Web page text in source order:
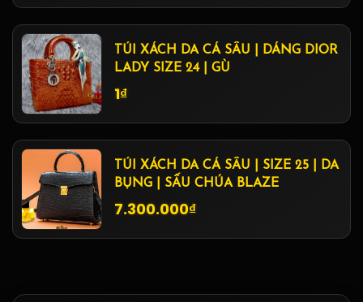
TÚI XÁCH DA CÁ SẤU | DÁNG DIOR
LADY SIZE 24 | GÙ
1₫
TÚI XÁCH DA CÁ SẤU | SIZE 25 | DA
BỤNG | SẤU CHÚA BLAZE
7.300.000₫